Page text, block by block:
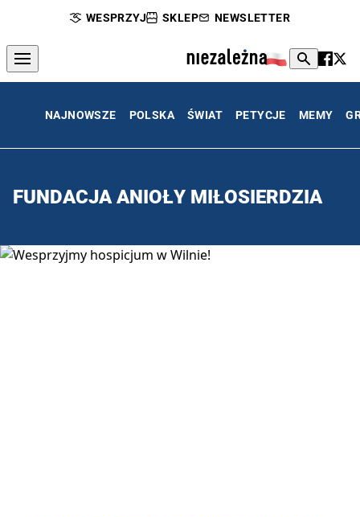
WESPRZYJ SKLEP NEWSLETTER
NAJNOWSZE POLSKA ŚWIAT PETYCJE MEMY
FUNDACJA ANIOŁY MIŁOSIERDZIA